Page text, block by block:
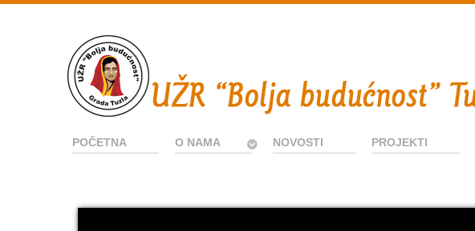
POČETNA O NAMA NOVOSTI PROJEKTI